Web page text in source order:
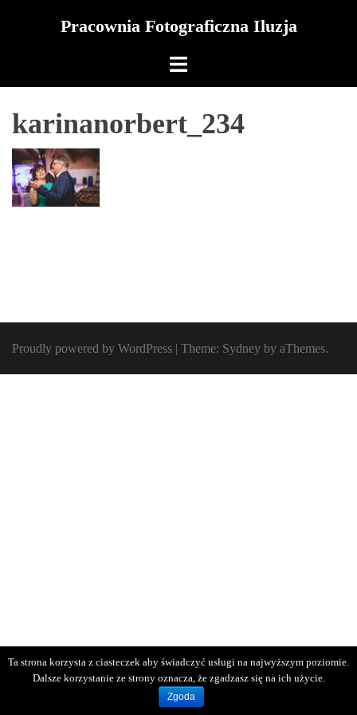
Pracownia Fotograficzna Iluzja
karinanorbert_234
Proudly powered by WordPress | Theme: Sydney by aThemes.
Ta strona korzysta z ciasteczek aby świadczyć usługi na najwyższym poziomie.
Dalsze korzystanie ze strony oznacza, że zgadzasz się na ich użycie.
Zgoda